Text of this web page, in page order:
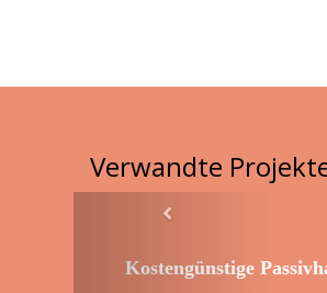
Verwandte
Kostengünstige